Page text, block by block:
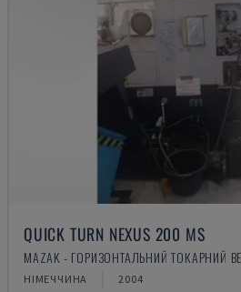
QUICK TURN NEXUS 200 MS
MAZAK - ГОРИЗОНТАЛЬНИЙ ТОКАРНИЙ
НІМЕЧЧИНА 2004